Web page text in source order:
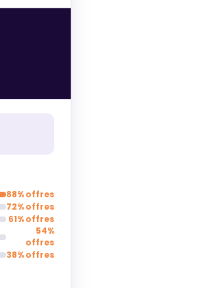
88% offres
72% offres
61% offres
54%
offres
38% offres